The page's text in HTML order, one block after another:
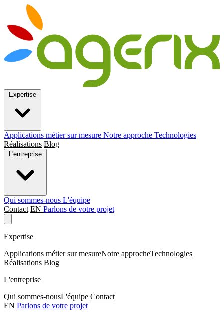
Applications métier sur mesure Notre approche Technologies
Réalisations Blog
Qui sommes-nous L'équipe
Contact EN Parlons de votre projet
Expertise
Applications métier sur mesureNotre approcheTechnologies
Réalisations Blog
L'entreprise
Qui sommes-nousL'équipe Contact
EN Parlons de votre projet